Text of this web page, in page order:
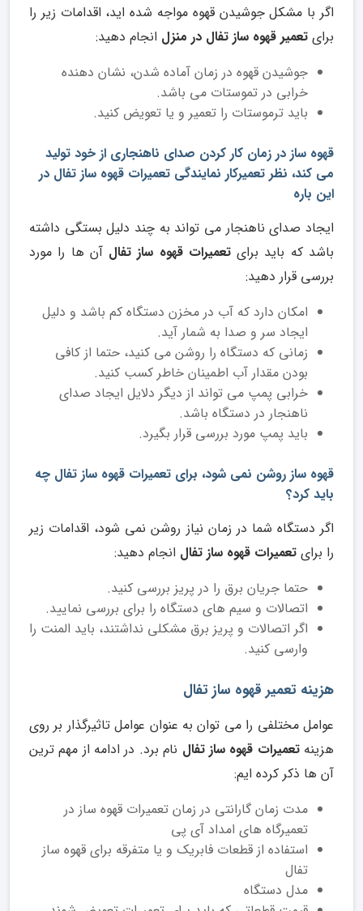
اگر با مشکل جوشیدن قهوه مواجه شده اید، اقدامات زیر را
برای تعمیر قهوه ساز تفال در منزل انجام دهید:
جوشیدن قهوه در زمان آماده شدن، نشان دهنده
خرابی در تموستات می باشد.
باید ترموستات را تعمیر و یا تعویض کنید.
قهوه ساز در زمان کار کردن صدای ناهنجاری از خود تولید
می کند، نظر تعمیرکار نمایندگی تعمیرات قهوه ساز تفال در
این باره
ایجاد صدای ناهنجار می تواند به چند دلیل بستگی داشته
باشد که باید برایتعمیرات قهوه ساز تفال آن ها را مورد
بررسی قرار دهید:
امکان دارد که آب در مخزن دستگاه کم باشد و دلیل
ایجاد سر و صدا به شمار آید.
زمانی که دستگاه را روشن می کنید، حتما از کافی
بودن مقدار آب اطمینان خاطر کسب کنید.
خرابی پمپ می تواند از دیگر دلایل ایجاد صدای
ناهنجار در دستگاه باشد.
باید پمپ مورد بررسی قرار بگیرد.
قهوه ساز روشن نمی شود، برای تعمیرات قهوه ساز تفال چه
باید کرد؟
اگر دستگاه شما در زمان نیاز روشن نمی شود، اقدامات زیر
را برای تعمیرات قهوه ساز تفال انجام دهید:
حتما جریان برق را در پریز بررسی کنید.
اتصالات و سیم های دستگاه را برای بررسی نمایید.
اگر اتصالات و پریز برق مشکلی نداشتند، باید المنت را
وارسی کنید.
هزینه تعمیر قهوه ساز تفال
عوامل مختلفی را می توان به عنوان عوامل تاثیرگذار بر روی
هزینهتعمیرات قهوه ساز تفال نام برد. در ادامه از مهم ترین
آن ها ذکر کرده ایم:
مدت زمان گارانتی در زمان تعمیرات قهوه ساز در
تعمیرگاه های امداد آی پی
استفاده از قطعات فابریک و یا متفرقه برای قهوه ساز
تفال
مدل دستگاه